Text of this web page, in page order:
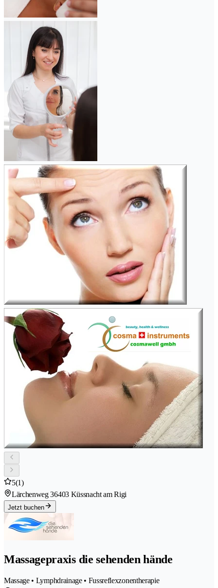
5(1)
Lärchenweg 36403 Küssnacht am Rigi
Jetzt buchen
Massagepraxis die sehenden hände
Massage • Lymphdrainage • Fussreflexzonentherapie